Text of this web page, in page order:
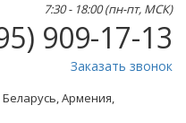
7:30 - 18:00 (пн-пт, МСК)
909-17-13
Заказать звонок
Беларусь, Армения,